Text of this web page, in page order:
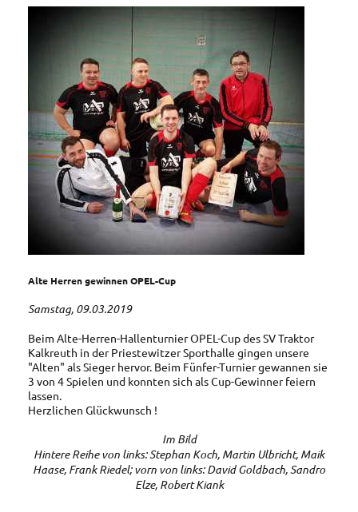
Alte Herren gewinnen OPEL-Cup
Samstag, 09.03.2019
Beim Alte-Herren-Hallenturnier OPEL-Cup des SV Traktor
Kalkreuth in der Priestewitzer Sporthalle gingen unsere
"Alten" als Sieger hervor. Beim Fünfer-Turnier gewannen sie
3 von 4 Spielen und konnten sich als Cup-Gewinner feiern
lassen.
Herzlichen Glückwunsch !
Im Bild
Hintere Reihe von links: Stephan Koch, Martin Ulbricht, Maik
Haase, Frank Riedel;vorn von links: David Goldbach, Sandro
Elze, Robert Kiank